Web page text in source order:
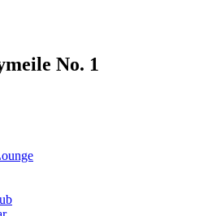
No. 1